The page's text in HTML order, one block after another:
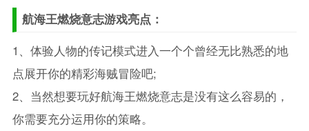
航海王燃烧意志游戏亮点：
1、体验人物的传记模式进入一个个曾经无比熟悉的地
点展开你的精彩海贼冒险吧;
2、当然想要玩好航海王燃烧意志是没有这么容易的，
你需要充分运用你的策略。